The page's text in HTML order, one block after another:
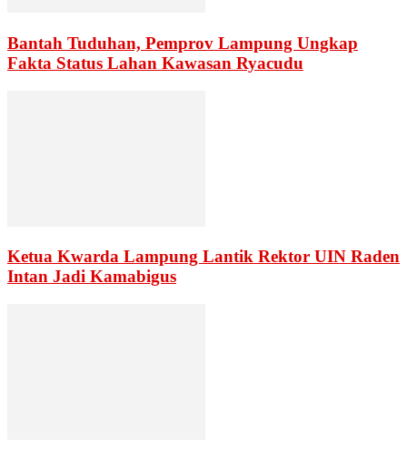
Bantah Tuduhan, Pemprov Lampung Ungkap
Fakta Status Lahan Kawasan Ryacudu
Ketua Kwarda Lampung Lantik Rektor UIN Raden
Intan Jadi Kamabigus